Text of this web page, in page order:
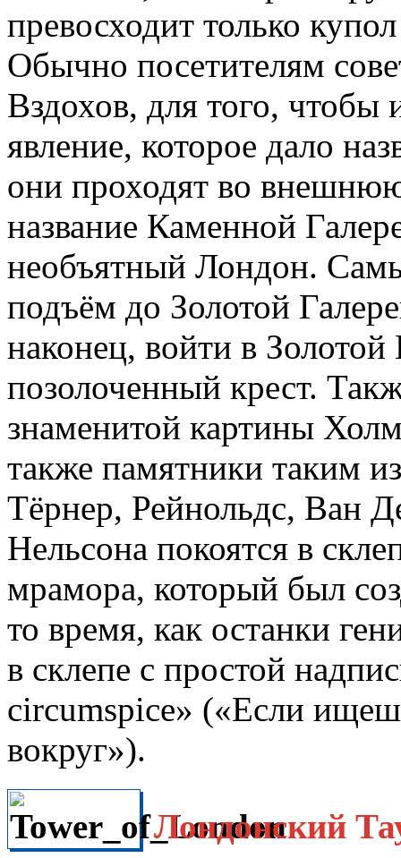
превосходит только
Обычно посетителям
Вздохов, для того, чтобы
явление, которое дало
они проходят во
название Каменной
необъятный Лондон.
подъём до Золотой
наконец, войти в
позолоченный крест.
знаменитой картины
также памятники таким
Тёрнер, Рейнольдс, Ван
Нельсона покоятся в
мрамора, который был
то время, как останки
в склепе с простой
circumspice» («Если
вокруг»).
Лондонский